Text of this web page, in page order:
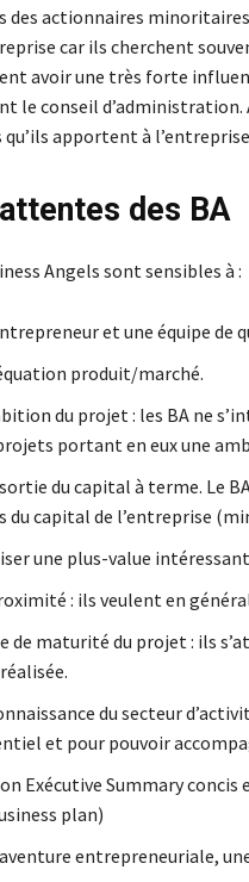
des actionnaires
car ils cherchent
avoir une très forte
le conseil d’administration.
qu’ils apportent à
des BA
Angels sont sensibles à :
et une équipe de
produit/marché.
du projet : les BA ne
portant en eux une
du capital à terme. Le
du capital de l’entreprise
une plus-value
: ils veulent en
de maturité du projet : ils
du secteur
et pour pouvoir
Exécutive Summary
plan)
entrepreneuriale,